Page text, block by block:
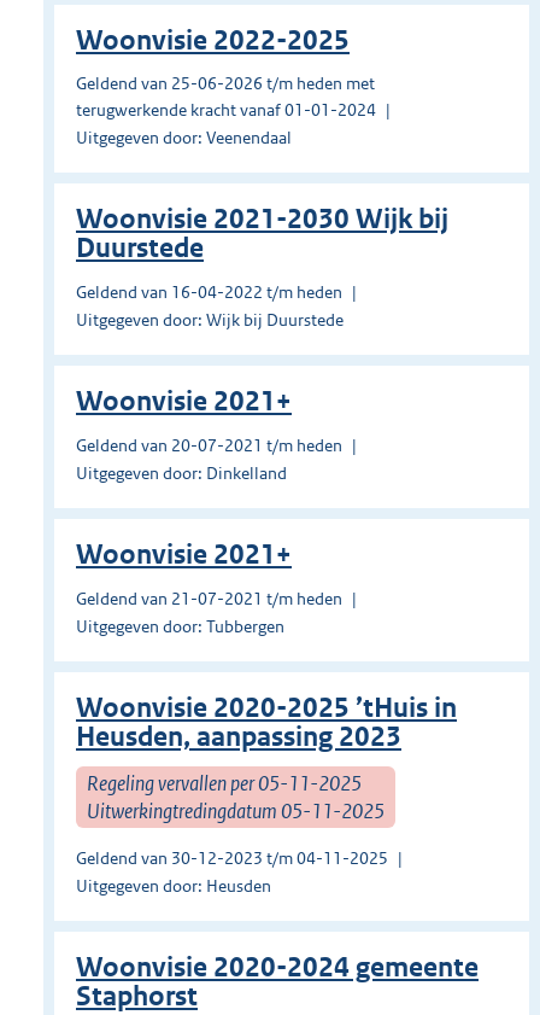
Woonvisie 2022-2025
Geldend van 25-06-2026 t/m heden met
terugwerkende kracht vanaf 01-01-2024
Uitgegeven door: Veenendaal
Woonvisie 2021-2030 Wijk bij
Duurstede
Geldend van 16-04-2022 t/m heden
Uitgegeven door: Wijk bij Duurstede
Woonvisie 2021+
Geldend van 20-07-2021 t/m heden
Uitgegeven door: Dinkelland
Woonvisie 2021+
Geldend van 21-07-2021 t/m heden
Uitgegeven door: Tubbergen
Woonvisie 2020-2025 ’tHuis in
Heusden, aanpassing 2023
Regeling vervallen per 05-11-2025
Uitwerkingtredingdatum 05-11-2025
Geldend van 30-12-2023 t/m 04-11-2025
Uitgegeven door: Heusden
Woonvisie 2020-2024 gemeente
Staphorst